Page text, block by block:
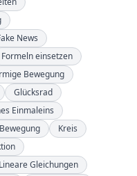
News
Formeln einsetzen
Bewegung
Glücksrad
Einmaleins
Kreis
Lineare Gleichungen